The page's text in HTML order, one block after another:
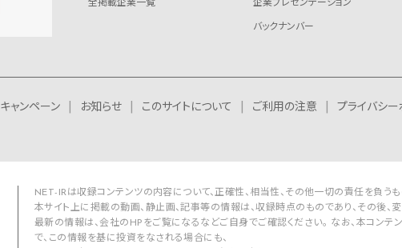
全掲載企業一覧 企業プレゼンテーション
バックナンバー
キャンペーン お知らせ このサイトについて ご利用の注意 プライバシー
NET-IRは収録コンテンツの内容について、正確性、相当性、その他一切の責任を負うも
本サイト上に掲載の動画、静止画、記事等の情報は、収録時点のものであり、その後、
最新の情報は、会社のHPをご覧になるなどご自身でご確認ください。 なお、本コン
で、この情報を基に投資をなされる場合にも、